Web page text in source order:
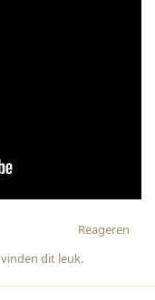
Reageren
vinden dit leuk.